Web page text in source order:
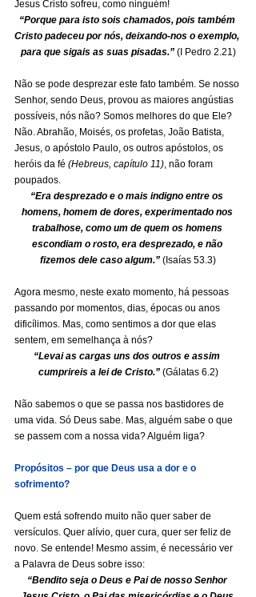
Jesus Cristo sofreu, como ninguém!
“Porque para isto sois chamados, pois também
Cristo padeceu por nós, deixando-nos o exemplo,
para que sigais as suas pisadas.” (I Pedro 2.21)
Não se pode desprezar este fato também. Se nosso
Senhor, sendo Deus, provou as maiores angústias
possíveis, nós não? Somos melhores do que Ele?
Não. Abrahão, Moisés, os profetas, João Batista,
Jesus, o apóstolo Paulo, os outros apóstolos, os
heróis da fé (Hebreus, capítulo 11), não foram
poupados.
“Era desprezado e o mais indigno entre os
homens, homem de dores, experimentado nos
trabalhose, como um de quem os homens
escondiam o rosto, era desprezado, e não
fizemos dele caso algum.” (Isaías 53.3)
Agora mesmo, neste exato momento, há pessoas
passando por momentos, dias, épocas ou anos
dificílimos. Mas, como sentimos a dor que elas
sentem, em semelhança à nós?
“Levai as cargas uns dos outros e assim
cumprireis a lei de Cristo.” (Gálatas 6.2)
Não sabemos o que se passa nos bastidores de
uma vida. Só Deus sabe. Mas, alguém sabe o que
se passem com a nossa vida? Alguém liga?
Propósitos – por que Deus usa a dor e o
sofrimento?
Quem está sofrendo muito não quer saber de
versículos. Quer alívio, quer cura, quer ser feliz de
novo. Se entende! Mesmo assim, é necessário ver
a Palavra de Deus sobre isso:
“Bendito seja o Deus e Pai de nosso Senhor